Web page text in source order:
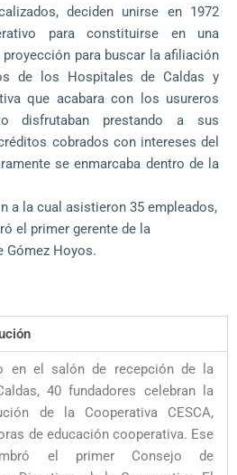
deciden unirse en 1972
para constituirse en una
para buscar la afiliación
de los Hospitales de Caldas y
que acabara con los usureros
disfrutaban prestando a sus
cobrados con intereses del
se enmarcaba dentro de la
a la cual asistieron 35 empleados,
el primer gerente de la
Gómez Hoyos.
en el salón de recepción de la
40 fundadores celebran la
de la Cooperativa CESCA,
de educación cooperativa. Ese
el primer Consejo de